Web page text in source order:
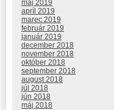
máj 2019
apríl 2019
marec 2019
február 2019
január 2019
december 2018
november 2018
október 2018
september 2018
august 2018
júl 2018
jún 2018
máj 2018